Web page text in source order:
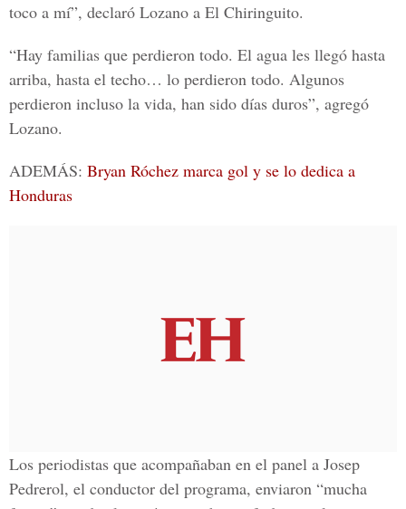
toco a mí”, declaró Lozano a El Chiringuito.
“Hay familias que perdieron todo. El agua les llegó hasta
arriba, hasta el techo… lo perdieron todo. Algunos
perdieron incluso la vida, han sido días duros”, agregó
Lozano.
ADEMÁS: Bryan Róchez marca gol y se lo dedica a
Honduras
Los periodistas que acompañaban en el panel a Josep
Pedrerol, el conductor del programa, enviaron “mucha